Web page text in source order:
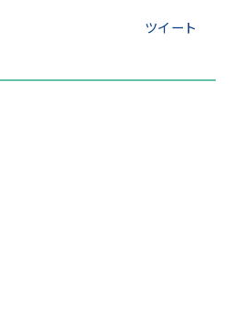
ツイート